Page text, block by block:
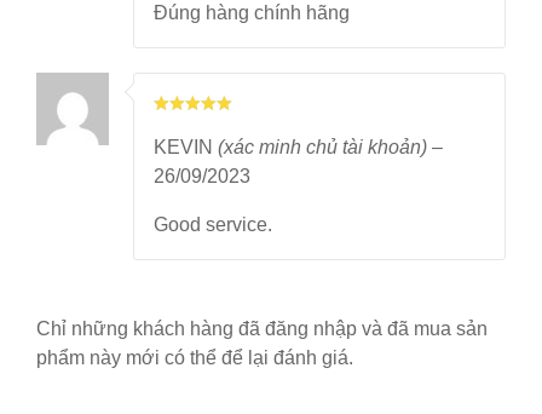
Đúng hàng chính hãng
KEVIN (xác minh chủ tài khoản) –
26/09/2023
Good service.
Chỉ những khách hàng đã đăng nhập và đã mua sản
phẩm này mới có thể để lại đánh giá.